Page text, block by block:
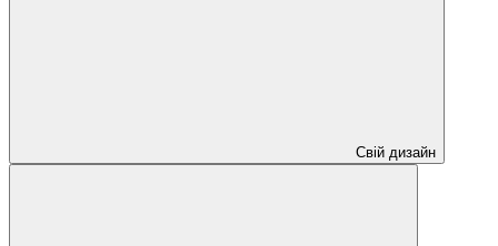
Свій дизайн